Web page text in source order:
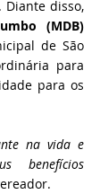
Diante disso,
(MDB)
de São
para
para os
na vida e
benefícios